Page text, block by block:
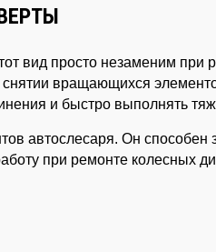
вид просто незаменим при
вращающихся
и быстро выполнять
автослесаря. Он способен
при ремонте колесных